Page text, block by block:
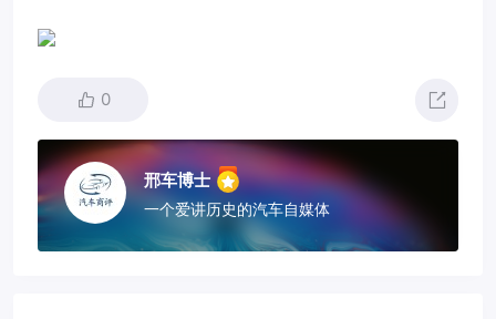
0
邢车博士
一个爱讲历史的汽车自媒体